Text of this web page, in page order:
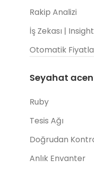
Rakip Analizi
İş Zekası |
Otomatik
Seyahat
Ruby
Tesis Ağı
Doğrudan
Anlık Envanter